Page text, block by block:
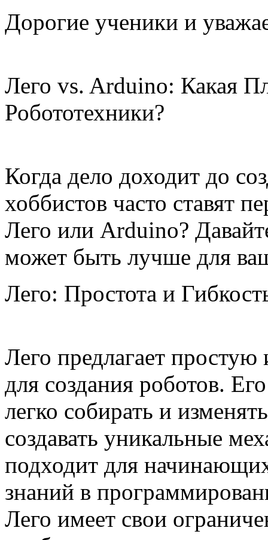
Дорогие ученики и
Лего vs. Arduino: Какая
Робототехники?
Когда дело доходит до
хоббистов часто ставят
Лего или Arduino?
может быть лучше для
Лего: Простота и
Лего предлагает
для создания роботов.
легко собирать и
создавать уникальные
подходит для
знаний в
Лего имеет свои